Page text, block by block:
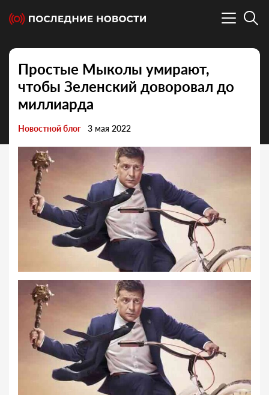
Простые Мыколы умирают,
чтобы Зеленский доворовал до
миллиарда
Новостной блог 3 мая 2022